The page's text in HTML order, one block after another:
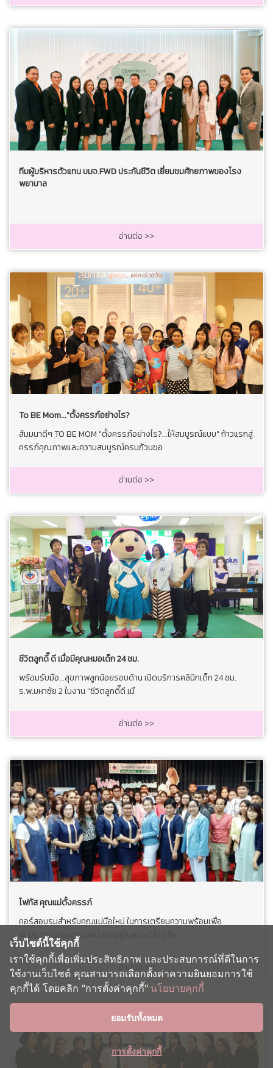
ทีมผู้บริหารตัวแทน บมจ.FWD ประกันชีวิต เยี่ยมชมศักยภาพของโรง
พยาบาล
อ่านต่อ >>
To BE Mom..."ตั้งครรภ์อย่างไร?
สัมมนาดีๆ TO BE MOM "ตั้งครรภ์อย่างไร?...ให้สมบูรณ์แบบ" ก้าวแรกสู่
ครรภ์คุณภาพและความสมบูรณ์ครบถ้วนขอ
อ่านต่อ >>
ชีวิตลูกดี๊ ดี เมื่อมีคุณหมอเด็ก 24 ชม.
พร้อมรับมือ...สุขภาพลูกน้อยรอบด้าน เปิดบริการคลินิกเด็ก 24 ชม.
ร.พ.มหาชัย 2 ในงาน "ชีวิตลูกดี๊ดี เมื
อ่านต่อ >>
โฟกัส คุณแม่ตั้งครรภ์
คอร์สอบรมสำหรับคุณแม่มือใหม่ ในการเตรียมความพร้อมเพื่อ
พัฒนาการของลูกน้อยตั้งแต่อยู่ในครรภ์ ให้รู้จัก
อ่านต่อ >>
เว็บไซต์นี้ใช้คุกกี้
เราใช้คุกกี้เพื่อเพิ่มประสิทธิภาพ และประสบการณ์ที่ดีในการ
ใช้งานเว็บไซต์ คุณสามารถเลือกตั้งค่าความยินยอมการใช้
คุกกี้ได้ โดยคลิก "การตั้งค่าคุกกี้" นโยบายคุกกี้
ยอมรับทั้งหมด
การตั้งค่าคุกกี้